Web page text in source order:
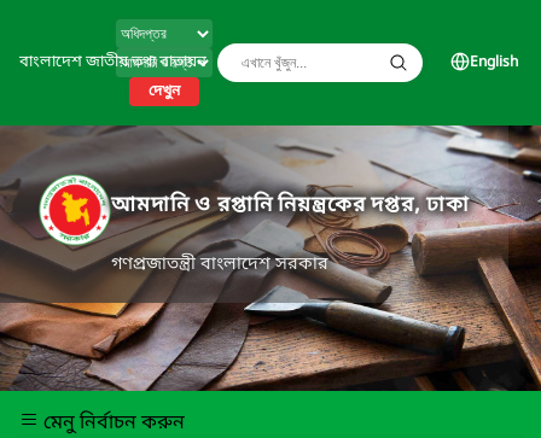
বাংলাদেশ জাতীয় তথ্য বাতায়ন
দেখুন
English
আমদানি ও রপ্তানি নিয়ন্ত্রকের দপ্তর, ঢাকা
গণপ্রজাতন্ত্রী বাংলাদেশ সরকার
মেনু নির্বাচন করুন